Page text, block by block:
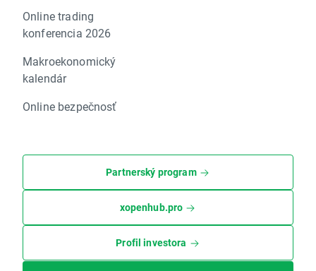
Online trading
konferencia 2026
Makroekonomický
kalendár
Online bezpečnosť
Partnerský program
xopenhub.pro
Profil investora